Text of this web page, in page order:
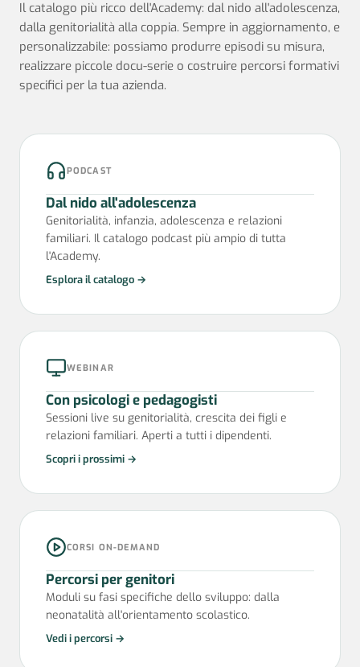
Il catalogo più ricco dell'Academy: dal nido all'adolescenza,
dalla genitorialità alla coppia. Sempre in aggiornamento, e
personalizzabile: possiamo produrre episodi su misura,
realizzare piccole docu-serie o costruire percorsi formativi
specifici per la tua azienda.
PODCAST
Dal nido all'adolescenza
Genitorialità, infanzia, adolescenza e relazioni
familiari. Il catalogo podcast più ampio di tutta
l'Academy.
Esplora il catalogo →
WEBINAR
Con psicologi e pedagogisti
Sessioni live su genitorialità, crescita dei figli e
relazioni familiari. Aperti a tutti i dipendenti.
Scopri i prossimi →
CORSI ON-DEMAND
Percorsi per genitori
Moduli su fasi specifiche dello sviluppo: dalla
neonatalità all'orientamento scolastico.
Vedi i percorsi →